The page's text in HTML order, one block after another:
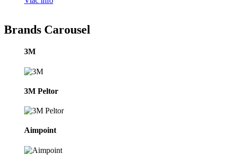
Brands Carousel
3M
3M Peltor
Aimpoint